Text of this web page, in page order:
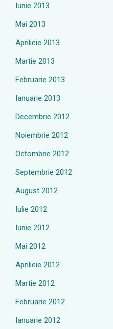
Iunie 2013
Mai 2013
Aprilieie 2013
Martie 2013
Februarie 2013
Ianuarie 2013
Decembrie 2012
Noiembrie 2012
Octombrie 2012
Septembrie 2012
August 2012
Iulie 2012
Iunie 2012
Mai 2012
Aprilieie 2012
Martie 2012
Februarie 2012
Ianuarie 2012